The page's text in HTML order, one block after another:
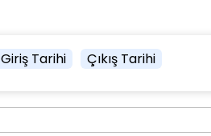
Giriş Tarihi Çıkış Tarihi